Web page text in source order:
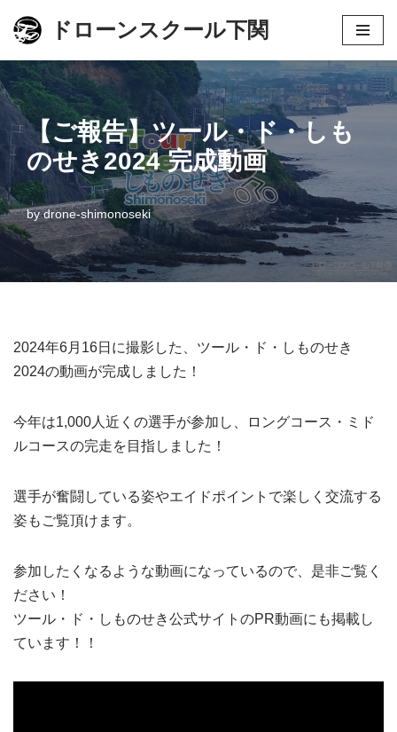
コ
ン
テ
ン
へ
ス
キ
ッ
ドローンスクール下関
【ご報告】ツール・ド・しも
のせき2024 完成動画
bydrone-shimonoseki
2024年6月16日に撮影した、ツール・ド・しものせき
2024の動画が完成しました！
今年は1,000人近くの選手が参加し、ロングコース・ミド
ルコースの完走を目指しました！
選手が奮闘している姿やエイドポイントで楽しく交流する
姿もご覧頂けます。
参加したくなるような動画になっているので、是非ご覧く
ださい！
ツール・ド・しものせき公式サイトのPR動画にも掲載し
ています！！